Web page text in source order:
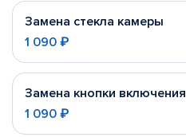
Замена стекла камеры
1 090 ₽
Замена кнопки включения
1 090 ₽